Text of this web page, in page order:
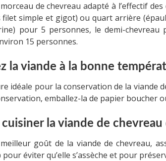
de chevreau adapté à l’effectif
simple et gigot) ou quart arrière
pour 5 personnes, le demi-chevreau
15 personnes.
la viande à la bonne
idéale pour la conservation de la viande
emballez-la de papier boucher
cuisiner la viande de
goût de la viande de chevreau,
éviter qu’elle s’assèche et pour